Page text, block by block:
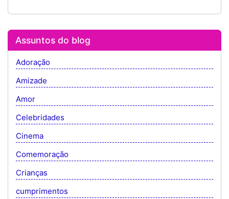
Assuntos do blog
Adoração
Amizade
Amor
Celebridades
Cinema
Comemoração
Crianças
cumprimentos